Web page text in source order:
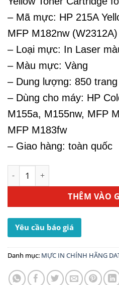
– Mã mực: HP 215A
MFP M182nw (W2312A)
– Loại mực: In Laser
– Màu mực: Vàng
– Dung lượng: 850
– Dùng cho máy: HP
M155a, M155nw, MFP
MFP M183fw
– Giao hàng: toàn quốc
Mực In HP 215A Yellow
THÊM VÀO
Yêu cầu báo giá
Danh mục: MỰC IN CHÍNH HÃNG